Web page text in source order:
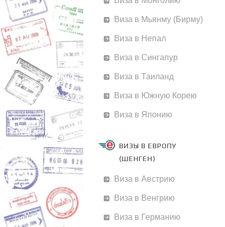
Виза в Мьянму (Бирму)
Виза в Непал
Виза в Сингапур
Виза в Таиланд
Виза в Южную Корею
Виза в Японию
ВИЗЫ В ЕВРОПУ
(ШЕНГЕН)
Виза в Австрию
Виза в Венгрию
Виза в Германию